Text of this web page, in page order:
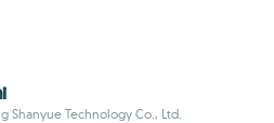
Shanyue Technology Co., Ltd.